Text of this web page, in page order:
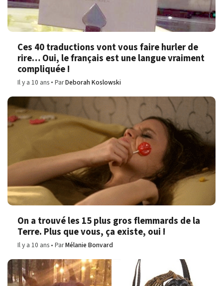
Ces 40 traductions vont vous faire hurler de
rire… Oui, le français est une langue vraiment
compliquée !
Il y a 10 ans ParDeborah Koslowski
On a trouvé les 15 plus gros flemmards de la
Terre. Plus que vous, ça existe, oui !
Il y a 10 ans ParMélanie Bonvard